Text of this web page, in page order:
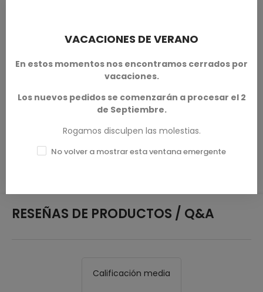
objetos pueden requerir una limpieza antes de su uso.
escala (tamaño) están disponibles según se solicite.
deTired World Studio
DETALLES DEL PRODUCTO
RESEÑAS DE PRODUCTOS / Q&A
Calificación media
VACACIONES DE VERANO
En estos momentos nos encontramos cerrados por
vacaciones.
Los nuevos pedidos se comenzarán a procesar el 2
de Septiembre.
Rogamos disculpen las molestias.
No volver a mostrar esta ventana emergente